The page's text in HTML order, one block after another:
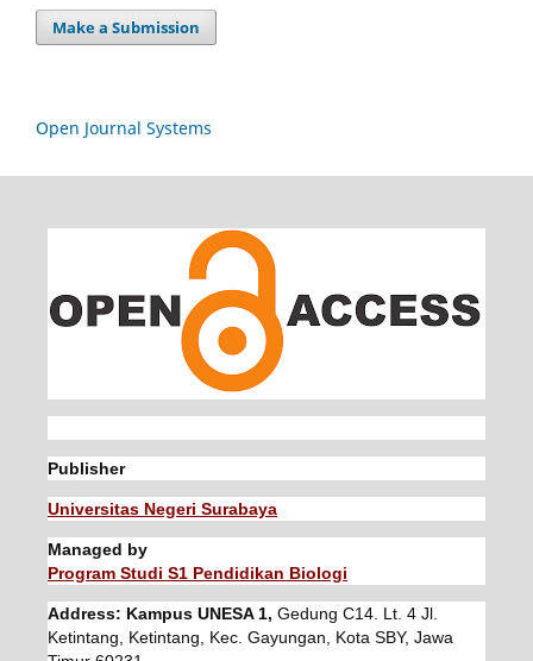
Make a Submission
Open Journal Systems
Publisher
Universitas Negeri Surabaya
Managed by
Program Studi S1 Pendidikan Biologi
Address: Kampus UNESA 1, Gedung C14. Lt. 4 Jl.
Ketintang, Ketintang, Kec. Gayungan, Kota SBY, Jawa